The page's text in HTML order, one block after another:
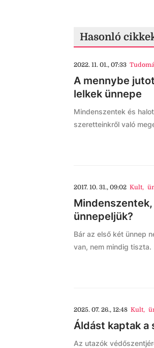
Hasonló
2022. 11. 01., 07:33
A mennybe
lelkek ünnepe
Mindenszentek és
szeretteinkről való
2017. 10. 31., 09:02 Kult,
ünnepeljük?
Bár az első két ünnep
van, nem mindig tiszta.
2025. 07. 26., 12:48 Kult,
Áldást kaptak a
Az utazók